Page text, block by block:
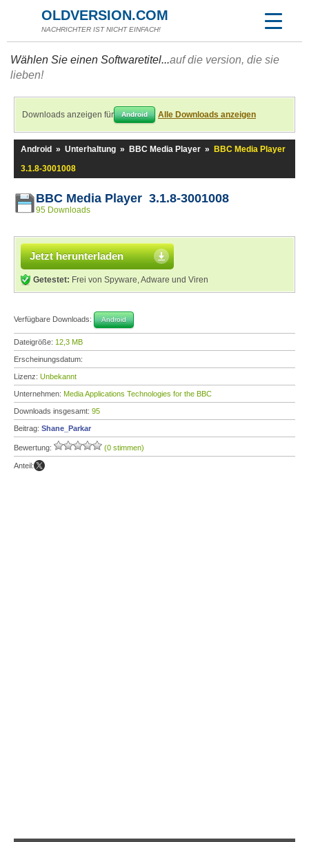
OLDVERSION.COM
NACHRICHTER IST NICHT EINFACH!
Wählen Sie einen Softwaretitel...auf die version, die sie
lieben!
Downloads anzeigen für Android Alle Downloads anzeigen
Android » Unterhaltung » BBC Media Player »
BBC Media Player
3.1.8-3001008
BBC Media Player 3.1.8-3001008
95 Downloads
Jetzt herunterladen
Getestet: Frei von Spyware, Adware und Viren
Verfügbare Downloads: Android
Dateigröße: 12,3 MB
Erscheinungsdatum:
Lizenz: Unbekannt
Unternehmen: Media Applications Technologies for the BBC
Downloads insgesamt: 95
Beitrag: Shane_Parkar
Bewertung: (0 stimmen)
Anteil: